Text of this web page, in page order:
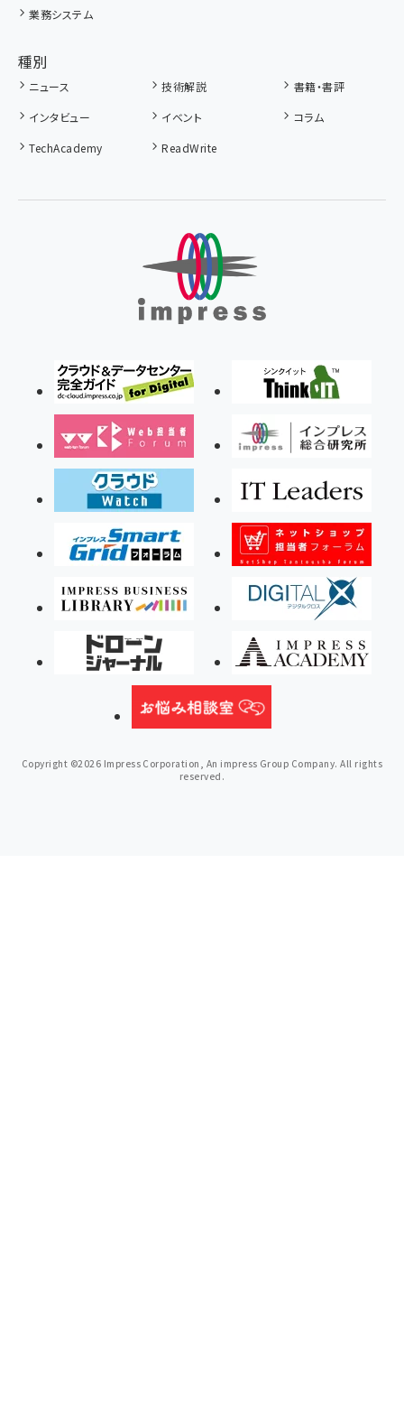
業務システム
種別
ニュース 技術解説
書籍・書評
インタビュー
イベント
コラム
TechAcademy
ReadWrite
Copyright ©2026 Impress Corporation, An impress Group Company. All rights
reserved.